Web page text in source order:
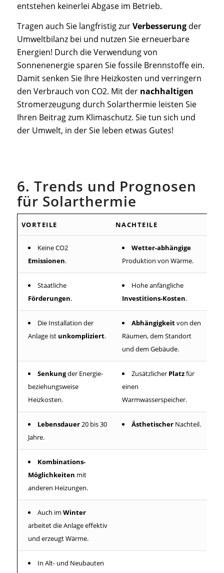
entstehen keinerlei Abgase im Betrieb.
Tragen auch Sie langfristig zurVerbesserungder
Umweltbilanz bei und nutzen Sie erneuerbare
Energien! Durch die Verwendung von
Sonnenenergie sparen Sie fossile Brennstoffe ein.
Damit senken Sie Ihre Heizkosten und verringern
den Verbrauch von CO2. Mit der nachhaltigen
Stromerzeugung durch Solarthermie leisten Sie
Ihren Beitrag zum Klimaschutz. Sie tun sich und
der Umwelt, in der Sie leben etwas Gutes!
6. Trends und Prognosen
für Solarthermie
VORTEILE NACHTEILE
Keine CO2
Emissionen.
Wetter-abhängige
Produktion von Wärme.
Staatliche
Förderungen.
Hohe anfängliche
Investitions-Kosten.
Die Installation der
Anlage ist unkompliziert.
Abhängigkeitvon den
Räumen, dem Standort
und dem Gebäude.
Senkungder Energie-
beziehungsweise
Heizkosten.
Zusätzlicher Platzfür
einen
Warmwasserspeicher.
Lebensdauer20 bis 30
Jahre.
ÄsthetischerNachteil.
Kombinations-
Möglichkeiten mit
anderen Heizungen.
Auch im Winter
arbeitet die Anlage effektiv
und erzeugt Wärme.
In Alt- und Neubauten